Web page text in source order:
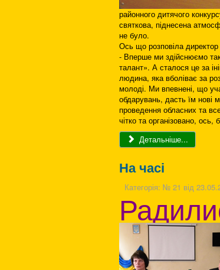
районного дитячого
святкова, піднесена
не було.
Ось що розповіла
- Вперше ми здійснюємо
талант». А сталося це за
людина, яка вболіває за
молоді. Ми впевнені, що
обдарувань, дасть їм нові
проведення обласних та
чітко та організовано,
Детальніше...
На часі
Категорія: № 21 від